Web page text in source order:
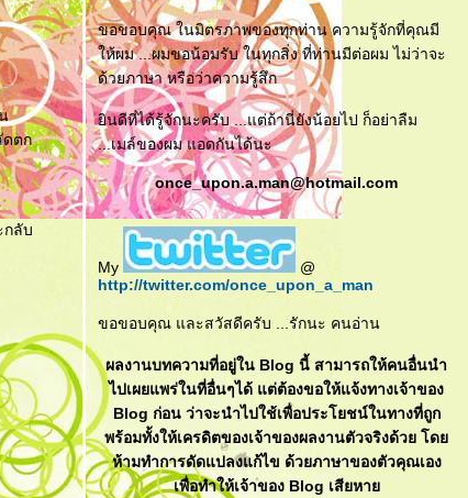
”
ดตก
กลับ
ขอขอบคุณ ในมิตรภาพของทุกท่าน ความรู้จักที่คุณมี
ห้ผม ...ผมขอน้อมรับ ในทุกสิ่ง ที่ท่านมีต่อผม ไม่ว่าจะ
ด้วยภาษา หรือว่าความรู้สึก
ินดีที่ได้รู้จักนะครับ ...แต่ถ้านี่ยังน้อยไป ก็อย่าลืม
...เมล์ของผม แอดกันได้นะ
once_upon.a.man@hotmail.com
My
@
http://twitter.com/once_upon_a_man
ขอขอบคุณ และสวัสดีครับ ...รักนะ คนอ่าน
ผลงานบทความที่อยู่ใน Blog นี้ สามารถให้คนอื่นนำ
ไปเผยแพร่ในที่อื่นๆได้ แต่ต้องขอให้แจ้งทางเจ้าของ
Blog ก่อน ว่าจะนำไปใช้เพื่อประโยชน์ในทางที่ถูก
พร้อมทั้งให้เครดิตของเจ้าของผลงานตัวจริงด้วย โด
ห้ามทำการดัดแปลงแก้ไข ด้วยภาษาของตัวคุณเอง
เพื่อทำให้เจ้าของ Blog เสียหา